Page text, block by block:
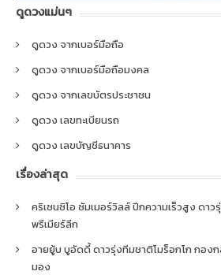
ดูดวงแม่นๆ
ดูดวง จากเบอร์มือถือ
ดูดวง จากเบอร์มือถือมงคล
ดูดวง จากเลขบัตรประชาชน
ดูดวง เลขทะเบียนรถ
ดูดวง เลขบัญชีธนาคาร
เรื่องล่าสุด
คริเซนซิโอ ซัมเมอร์วิลล์ ปีกความเร็วสูง ดา
พรีเมียร์ลีก
อายยู้บ บูอัดดี้ ดาวรุ่งทีมชาติโมร็อกโก กอง
มอง